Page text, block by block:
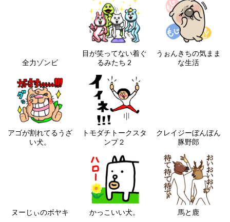
全力ゾンビ
目が笑ってない着ぐ
るみたち 2
うぉんきちの気まま
な生活
アゴが割れてるうざ
い犬。
トモダチトークスタ
ンプ２
クレイジーぼんぼん
豚野郎
ヌーじぃのボヤキ かっこいい犬。 馬と鹿